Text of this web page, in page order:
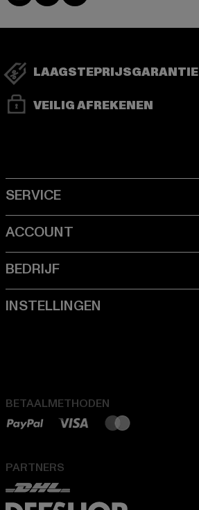
LAAGSTEPRIJSGARANTIE
VEILIG AFREKENEN
BETAALMETHODEN
PARTNERS